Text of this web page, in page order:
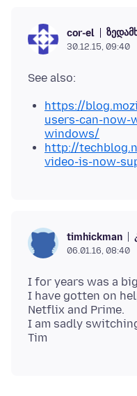
cor-el
30.12.15, 09:40
https://
users-can-
windows/
http://
video-is-now-
timhickman
06.01.16, 08:40
I for years was a
I have gotten on
Netflix and Prime.
I am sadly